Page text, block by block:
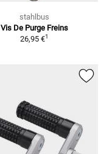
stahlbus
Vis De Purge Freins
26,95 €1